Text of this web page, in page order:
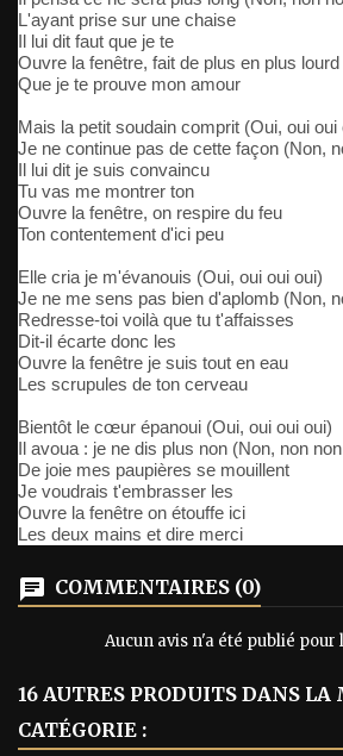
L'ayant prise sur une chaise
Il lui dit faut que je te
Ouvre la fenêtre, fait de plus en plus lourd
Que je te prouve mon amour
Mais la petit soudain comprit (Oui, oui oui
Je ne continue pas de cette façon (Non,
Il lui dit je suis convaincu
Tu vas me montrer ton
Ouvre la fenêtre, on respire du feu
Ton contentement d'ici peu
Elle cria je m'évanouis (Oui, oui oui oui)
Je ne me sens pas bien d'aplomb (Non,
Redresse-toi voilà que tu t'affaisses
Dit-il écarte donc les
Ouvre la fenêtre je suis tout en eau
Les scrupules de ton cerveau
Bientôt le cœur épanoui (Oui, oui oui oui)
Il avoua : je ne dis plus non (Non, non
De joie mes paupières se mouillent
Je voudrais t'embrasser les
Ouvre la fenêtre on étouffe ici
Les deux mains et dire merci
COMMENTAIRES (0)
Aucun avis n'a été publié
16 AUTRES PRODUITS DANS LA
CATÉGORIE :